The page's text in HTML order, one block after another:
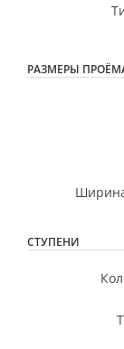
РАЗМЕРЫ
СТУПЕНИ